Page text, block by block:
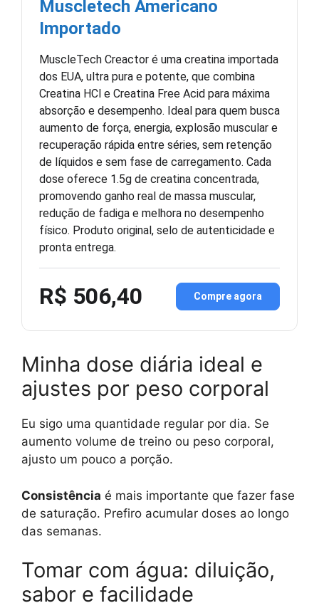
Muscletech Americano
Importado
MuscleTech Creactor é uma creatina importada
dos EUA, ultra pura e potente, que combina
Creatina HCl e Creatina Free Acid para máxima
absorção e desempenho. Ideal para quem busca
aumento de força, energia, explosão muscular e
recuperação rápida entre séries, sem retenção
de líquidos e sem fase de carregamento. Cada
dose oferece 1.5g de creatina concentrada,
promovendo ganho real de massa muscular,
redução de fadiga e melhora no desempenho
físico. Produto original, selo de autenticidade e
pronta entrega.
R$ 506,40 Compre agora
Minha dose diária ideal e
ajustes por peso corporal
Eu sigo uma quantidade regular por dia. Se
aumento volume de treino ou peso corporal,
ajusto um pouco a porção.
Consistência é mais importante que fazer fase
de saturação. Prefiro acumular doses ao longo
das semanas.
Tomar com água: diluição,
sabor e facilidade